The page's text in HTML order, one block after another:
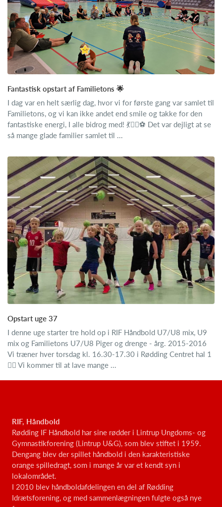
Fantastisk opstart af Familietons 🌟
I dag var en helt særlig dag, hvor vi for første gang var samlet til
Familietons, og vi kan ikke andet end smile og takke for den
fantastiske energi, I alle bidrog med! 💃🤸‍♂️⚽ Det var dejligt at se
så mange glade familier samlet til ...
Opstart uge 37
I denne uge starter tre hold op i RIF Håndbold U7/U8 mix, U9
mix og Familietons U7/U8 Piger og drenge - årg. 2015-2016
Vi træner hver torsdag kl. 16.30-17.30 i Rødding Centret hal 1
🤾‍♂️ Vi kommer til at lave mange ...
RIF, Håndbold
Rødding IF Håndbold har sine rødder i Lintrup Ungdoms- og
Gymnastikforening (Lintrup U&G), som blev stiftet i 1959.
Dengang blev der spillet håndbold i den karakteristiske
orange spilledragt, som i mange år var et kendt syn i
lokalområdet.
I 2010 blev håndboldafdelingen en del af Rødding
Idrætsforening, og med sammenlægningen fulgte også nye